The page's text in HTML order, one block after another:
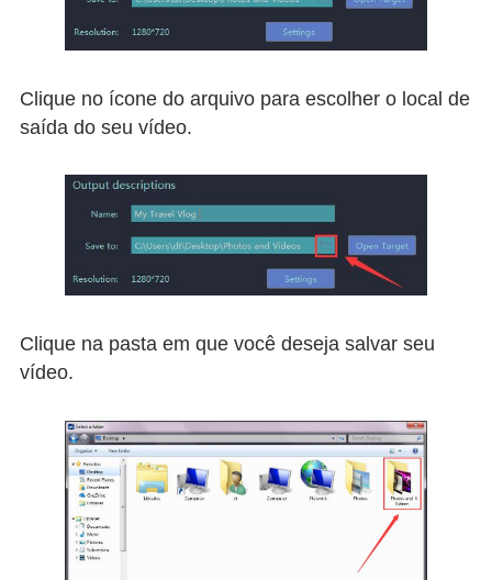
Clique no ícone do arquivo para escolher o local de
saída do seu vídeo.
Clique na pasta em que você deseja salvar seu
vídeo.